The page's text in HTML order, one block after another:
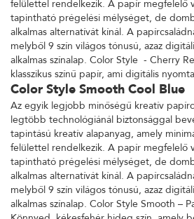
felülettel rendelkezik. A papír megfelelő
tapintható prégelési mélységet, de
alkalmas alternatívát kínál. A
melyből 9 szín világos tónusú, azaz
alkalmas színalap. Color Style - Cherry
klasszikus színű papír, ami digitális
Color Style Smooth Cool Blue
Az egyik legjobb minőségű kreatív
legtöbb technológiánál biztonsággal
tapintású kreatív alapanyag, amely
felülettel rendelkezik. A papír megfelelő
tapintható prégelési mélységet, de
alkalmas alternatívát kínál. A
melyből 9 szín világos tónusú, azaz
alkalmas színalap. Color Style Smooth –